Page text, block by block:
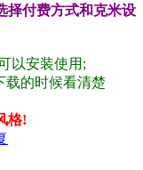
择付费方式和克米设
以安装使用;
载的时候看清楚
格!